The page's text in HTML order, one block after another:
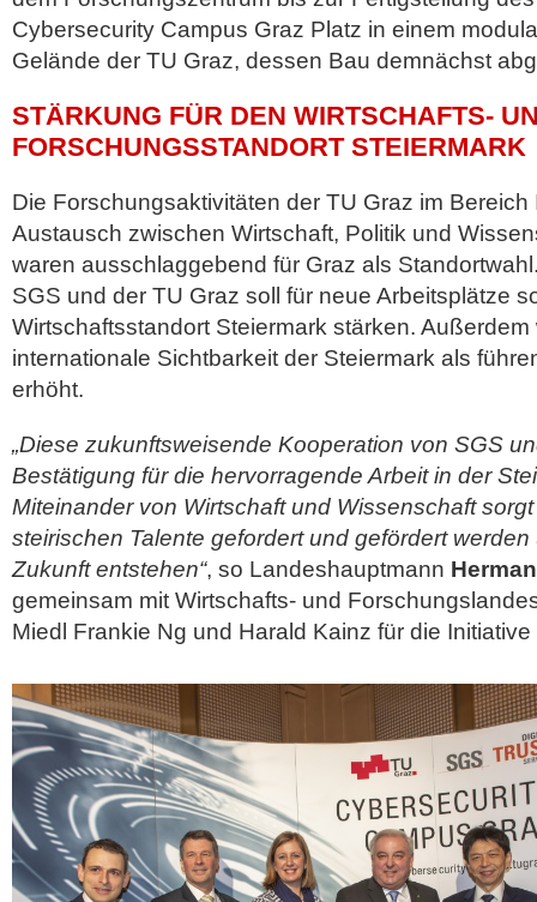
Cybersecurity Campus Graz Platz in einem
Gelände der TU Graz, dessen Bau demnächst
STÄRKUNG FÜR DEN WIRTSCHAFTS-
FORSCHUNGSSTANDORT STEIERMARK
Die Forschungsaktivitäten der TU Graz im
Austausch zwischen Wirtschaft, Politik und
waren ausschlaggebend für Graz als
SGS und der TU Graz soll für neue Arbeitsplätze
Wirtschaftsstandort Steiermark stärken. Außerdem
internationale Sichtbarkeit der Steiermark als
erhöht.
„Diese zukunftsweisende Kooperation von SGS
Bestätigung für die hervorragende Arbeit in der
Miteinander von Wirtschaft und Wissenschaft
steirischen Talente gefordert und gefördert
Zukunft entstehen“, so Landeshauptmann
gemeinsam mit Wirtschafts- und
Miedl Frankie Ng und Harald Kainz für die Initiative